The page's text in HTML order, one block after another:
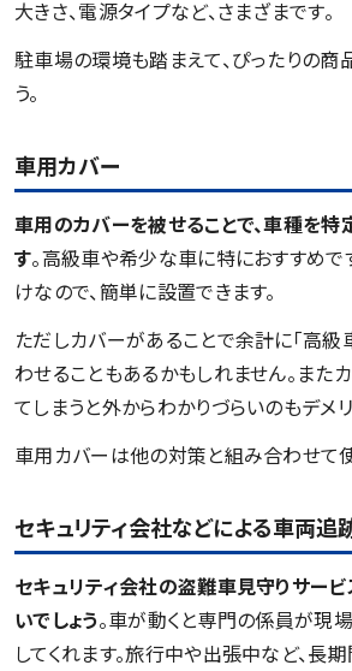
大きさ、電源タイプなど、さまざまです。
駐車場の環境も踏まえて、ぴったりの商
う。
車用カバー
車用のカバーを被せることで、車種を特
す。高級車や希少な車に特におすすめで
けなので、簡単に設置できます。
ただしカバーがあることで余計に「高級
わせることもあるかもしれません。また
てしまうと外からわかりづらいのもデメリ
車用カバーは他の対策と組み合わせて
セキュリティ会社などによる車両追
セキュリティ会社の盗難車見守りサー
いでしょう。車が動くと専門の係員が現
してくれます。旅行中や出張中など、長